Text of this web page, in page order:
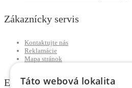
Zákaznícky servis
Kontaktujte nás
Reklamácie
Mapa stránok
ExtraTáto webová lokalita